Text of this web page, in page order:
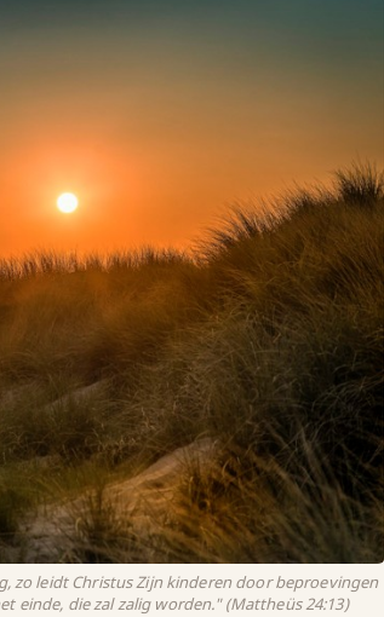
zo leidt Christus Zijn kinderen door beproevingen
einde, die zal zalig worden." (Mattheüs 24:13)